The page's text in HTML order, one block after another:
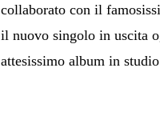
collaborato con il
il nuovo singolo in uscita
attesissimo album in